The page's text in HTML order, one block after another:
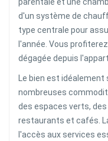
d'un système de
type centrale pour
l'année. Vous
dégagée depuis
Le bien est
nombreuses
des espaces verts,
restaurants et cafés.
l'accès aux services